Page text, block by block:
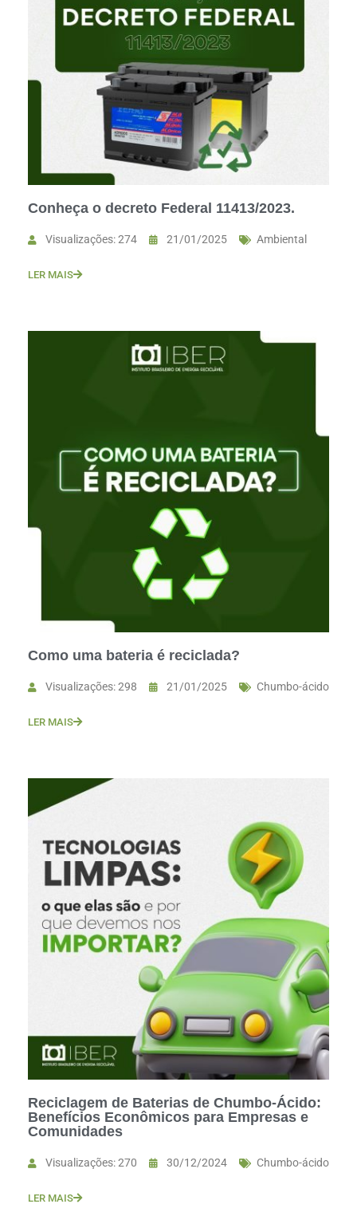
Conheça o decreto Federal 11413/2023.
Visualizações: 274 21/01/2025 Ambiental
LER MAIS
Como uma bateria é reciclada?
Visualizações: 298 21/01/2025 Chumbo-ácido
LER MAIS
Reciclagem de Baterias de Chumbo-Ácido:
Benefícios Econômicos para Empresas e
Comunidades
Visualizações: 270 30/12/2024 Chumbo-ácido
LER MAIS